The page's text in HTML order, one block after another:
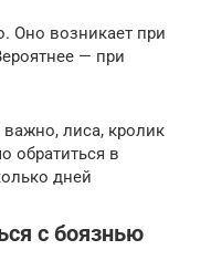
Оно возникает при
— при
лиса, кролик
обратиться в
дней
с боязнью